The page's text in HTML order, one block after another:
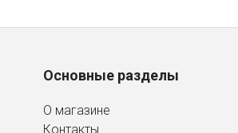
Основные разделы
О магазине
Контакты